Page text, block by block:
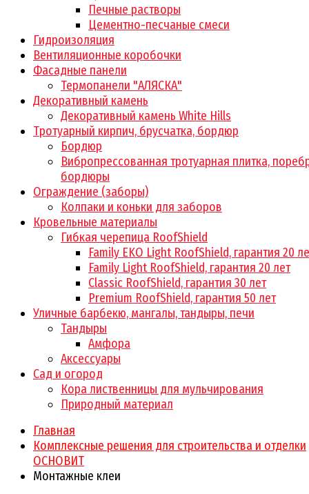
Печные растворы
Цементно-песчаные смеси
Гидроизоляция
Вентиляционные коробочки
Фасадные панели
Термопанели "АЛЯСКА"
Декоративный камень
Декоративный камень White Hills
Тротуарный кирпич, брусчатка, бордюр
Бордюр
Вибропрессованная тротуарная плитка,
бордюры
Ограждение (заборы)
Колпаки и коньки для заборов
Кровельные материалы
Гибкая черепица RoofShield
Family EKO Light RoofShield, гарантия 20
Family Light RoofShield, гарантия 20 лет
Classic RoofShield, гарантия 30 лет
Premium RoofShield, гарантия 50 лет
Уличные барбекю, мангалы, тандыры, печи
Тандыры
Амфора
Аксессуары
Сад и огород
Кора лиственницы для мульчирования
Природный материал
Главная
Комплексные решения для строительства и отделки
ОСНОВИТ
Монтажные клеи